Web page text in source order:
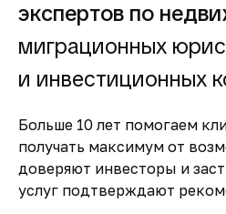
строящуюся
недвижимость
Оплата за объект
Застройщик сможет
только после ввода
Комфортное и
безопасное место для
жизни
экспертов по
миграционных
и инвестиционных
Больше 10 лет помогаем
получать максимум от
доверяют инвесторы и
услуг подтверждают